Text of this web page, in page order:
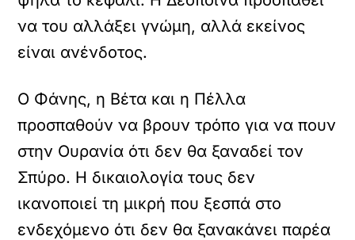
να του αλλάξει γνώμη, αλλά εκείνος
είναι ανένδοτος.
Ο Φάνης, η Βέτα και η Πέλλα
προσπαθούν να βρουν τρόπο για να πουν
στην Ουρανία ότι δεν θα ξαναδεί τον
Σπύρο. Η δικαιολογία τους δεν
ικανοποιεί τη μικρή που ξεσπά στο
ενδεχόμενο ότι δεν θα ξανακάνει παρέα